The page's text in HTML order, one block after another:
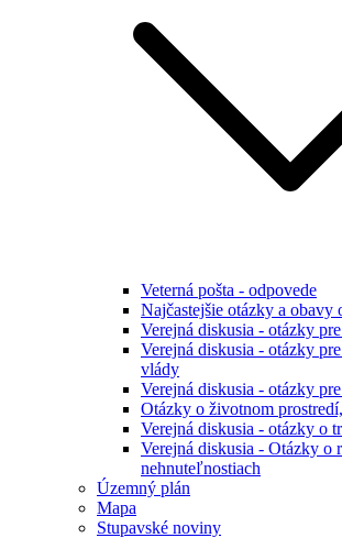
Veterná pošta - odpovede
Najčastejšie otázky a obavy
Verejná diskusia - otázky
Verejná diskusia - otázky
vlády
Verejná diskusia - otázky
Otázky o životnom
Verejná diskusia - otázky o
Verejná diskusia - Otázky o
nehnuteľnostiach
Územný plán
Mapa
Stupavské noviny